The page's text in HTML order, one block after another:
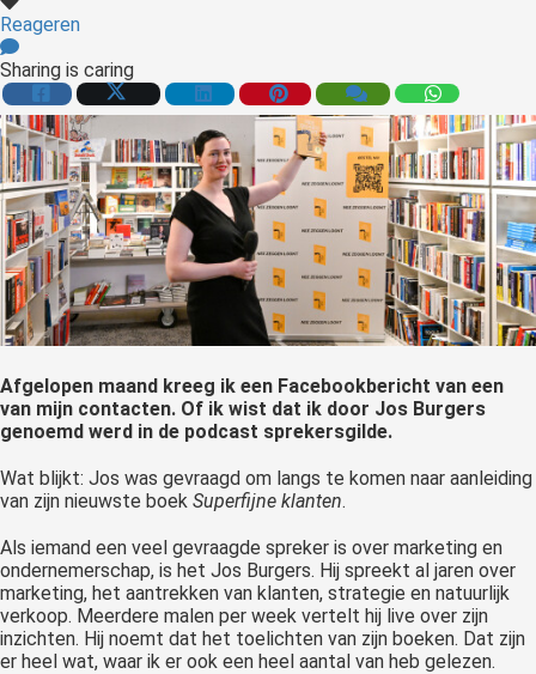
Reageren
Sharing is caring
Afgelopen maand kreeg ik een Facebookbericht van een
van mijn contacten. Of ik wist dat ik door Jos Burgers
genoemd werd in de podcast sprekersgilde.
Wat blijkt: Jos was gevraagd om langs te komen naar aanleiding
van zijn nieuwste boek Superfijne klanten.
Als iemand een veel gevraagde spreker is over marketing en
ondernemerschap, is het Jos Burgers. Hij spreekt al jaren over
marketing, het aantrekken van klanten, strategie en natuurlijk
verkoop. Meerdere malen per week vertelt hij live over zijn
inzichten. Hij noemt dat het toelichten van zijn boeken. Dat zijn
er heel wat, waar ik er ook een heel aantal van heb gelezen.
over
van
op
gebruikt
te
de
Hierdoor
website-
van